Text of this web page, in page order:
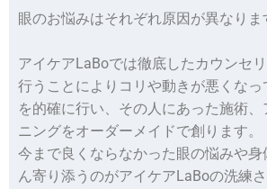
眼のお悩みはそれぞれ原因が異なりま
アイケアLaBoでは徹底したカウンセ
行うことによりコリや動きが悪くな
を的確に行い、その人にあった施術
ニングをオーダーメイドで創ります。
今まで良くならなかった眼の悩みや身
ん寄り添うのがアイケアLaBoの洗練